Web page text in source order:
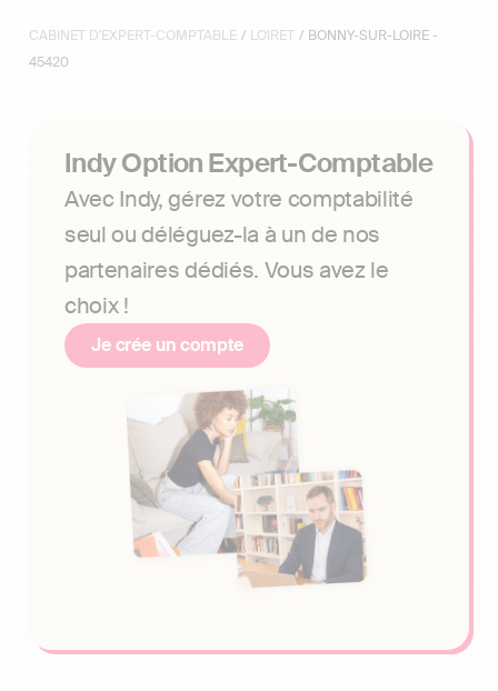
CABINET D'EXPERT-COMPTABLE / LOIRET / BONNY-SUR-LOIRE -
45420
Indy Option Expert-Comptable
Avec Indy, gérez votre comptabilité
seul ou déléguez-la à un de nos
partenaires dédiés. Vous avez le
choix !
Je crée un compte